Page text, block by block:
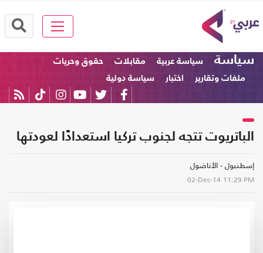
سياسة سياسة عربية مقابلات
حقوق وحريات
ملفات وتقارير
اختبار سياسة دولية
الباتريوت تتجه لجنوب تركيا استعدادًا لعودتها
إسطنبول - الأناضول
02-Dec-14 11:29 PM